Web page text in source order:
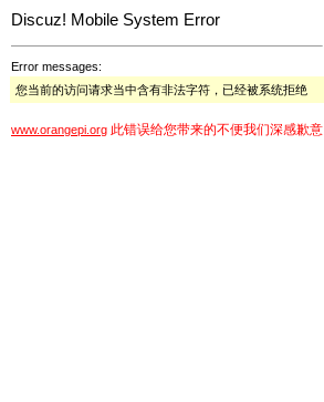
Discuz! Mobile System Error
Error messages:
您当前的访问请求当中含有非法字符，已经被系统拒绝
www.orangepi.org 此错误给您带来的不便我们深感歉意